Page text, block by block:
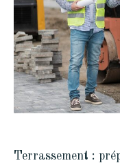
Terrassement :